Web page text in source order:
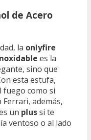
de Acero
la onlyfire
es la
sino que
esta estufa,
fuego como si
además,
un plussi te
ventoso o al lado